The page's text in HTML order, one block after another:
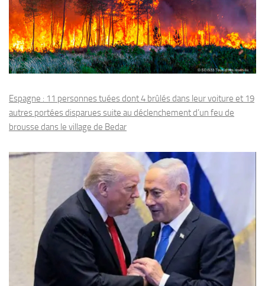
Espagne : 11 personnes tuées dont 4 brûlés dans leur voiture et 19
autres portées disparues suite au déclenchement d’un feu de
brousse dans le village de Bedar